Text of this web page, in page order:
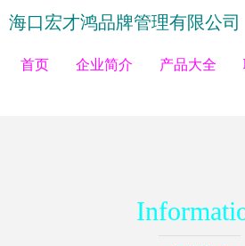
海口宏才鸿品牌管理有限公司
首页 企业简介 产品大全